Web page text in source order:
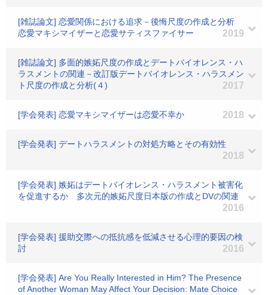
[雑誌論文] 恋愛関係における追求－後悔尺度の作成と分析
恋愛マキシマイザーと恋愛サティスファイサー
2019
[雑誌論文] 多面的嫉妬尺度の作成とデートバイオレンス・ハ
ラスメントの関連－改訂版デートバイオレンス・ハラスメン
ト尺度の作成と分析(４)
2017
[学会発表] 恋愛マキシマイザーは恋愛不幸か 2018
[学会発表] デートハラスメントの対処方略とその有効性
2018
[学会発表] 嫉妬はデートバイオレンス・ハラスメント被害化
を促進するか 多次元的嫉妬尺度日本版の作成とDVの関連
2016
[学会発表] 援助交際への抵抗感を低減させる心理的要因の検
討
2016
[学会発表] Are You Really Interested in Him? The Presence
of Another Woman May Affect Your Decision: Mate Choice